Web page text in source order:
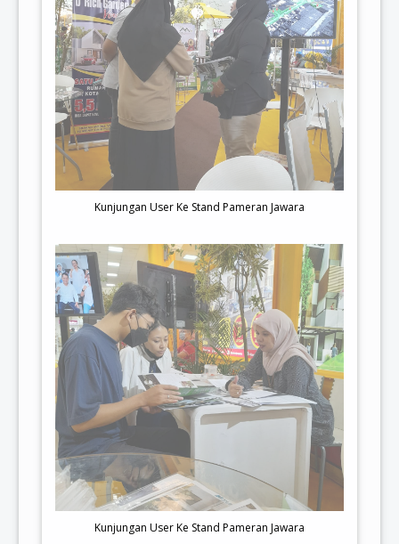
Kunjungan User Ke Stand Pameran Jawara
Kunjungan User Ke Stand Pameran Jawara